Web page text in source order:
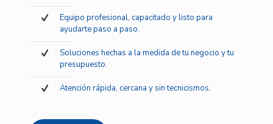
Equipo profesional, capacitado y listo para
ayudarte paso a paso.
Soluciones hechas a la medida de tu negocio y tu
presupuesto.
Atención rápida, cercana y sin tecnicismos.